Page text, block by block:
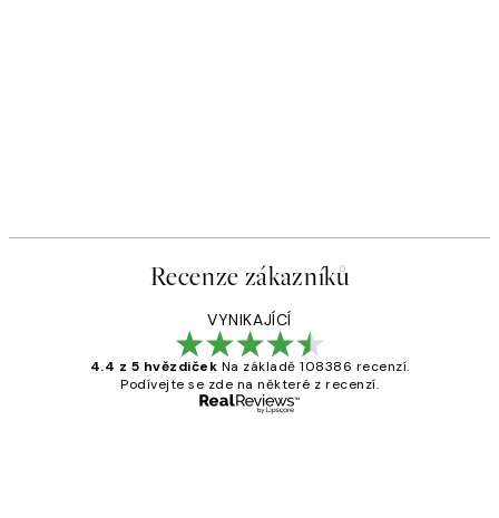
Recenze zákazníků
VYNIKAJÍCÍ
4.4 z 5 hvězdiček Na základě 108386 recenzí.
Podívejte se zde na některé z recenzí.